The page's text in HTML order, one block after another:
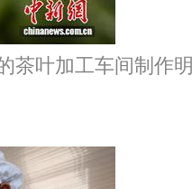
茶叶加工车间制作明